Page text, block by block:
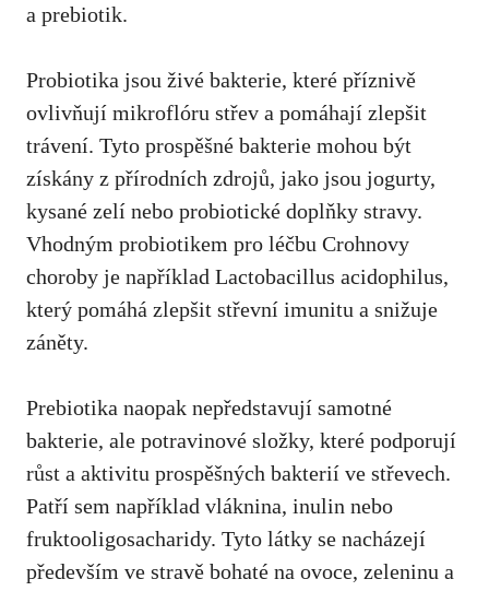
a prebiotik.
Probiotika jsou živé bakterie, které příznivě⁤
ovlivňují mikroflóru střev a⁤ pomáhají zlepšit
trávení. Tyto⁤ prospěšné bakterie mohou být
získány⁢ z přírodních zdrojů, jako ⁣jsou jogurty,
kysané zelí nebo ​probiotické doplňky stravy.
Vhodným probiotikem ⁢pro léčbu Crohnovy
choroby je například Lactobacillus acidophilus,
který pomáhá​ zlepšit střevní imunitu a​ snižuje
záněty.
Prebiotika naopak ⁤nepředstavují samotné
bakterie, ale potravinové složky, které podporují
růst a aktivitu prospěšných bakterií‌ ve střevech.
Patří​ sem například vláknina, inulin nebo
fruktooligosacharidy.​ Tyto látky se nacházejí
především ​ve⁢ stravě⁣ bohaté‌ na ovoce, zeleninu a